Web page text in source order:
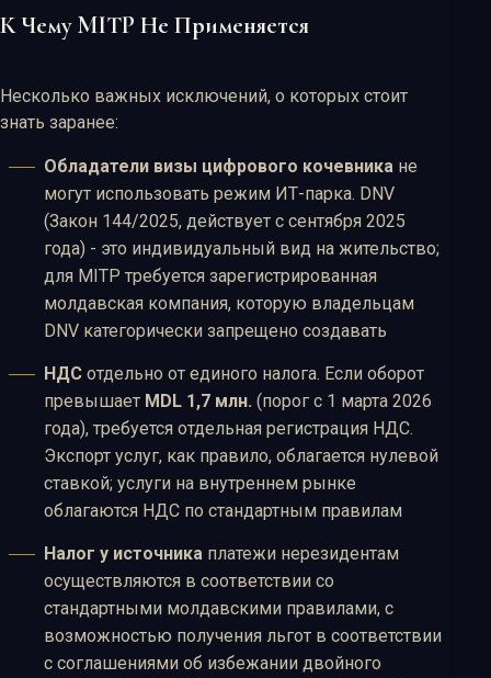
К Чему MITP Не Применяется
Несколько важных исключений, о которых стоит
знать заранее:
Обладатели визы цифрового кочевника не
могут использовать режим ИТ-парка. DNV
(Закон 144/2025, действует с сентября 2025
года) - это индивидуальный вид на жительство;
для MITP требуется зарегистрированная
молдавская компания, которую владельцам
DNV категорически запрещено создавать
НДС отдельно от единого налога. Если оборот
превышает MDL 1,7 млн. (порог с 1 марта 2026
года), требуется отдельная регистрация НДС.
Экспорт услуг, как правило, облагается нулевой
ставкой; услуги на внутреннем рынке
облагаются НДС по стандартным правилам
Налог у источника платежи нерезидентам
осуществляются в соответствии со
стандартными молдавскими правилами, с
возможностью получения льгот в соответствии
с соглашениями об избежании двойного